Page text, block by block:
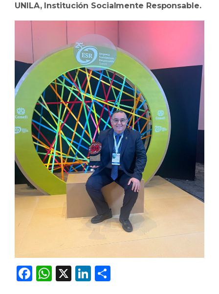
UNILA, Institución Socialmente Responsable.
F
W X
Li